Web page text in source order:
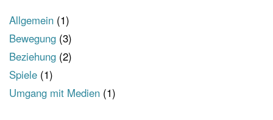
Allgemein (1)
Bewegung (3)
Beziehung (2)
Spiele (1)
Umgang mit Medien (1)